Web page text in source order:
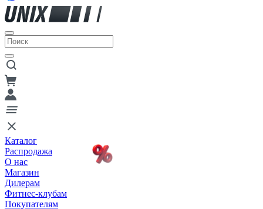
Каталог
Распродажа
О нас
Магазин
Дилерам
Фитнес-клубам
Покупателям